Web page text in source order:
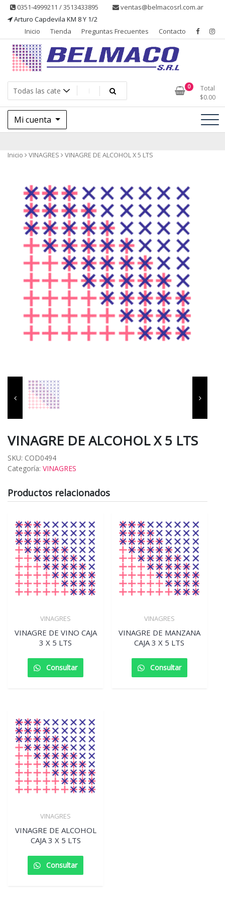
Saltar0351-4999211 / 3513433895
ventas@belmacosrl.com.ar
Arturo Capdevila KM 8 Y 1/2
Inicio
Tienda Preguntas Frecuentes Contacto
Belmaco SRL – Aditivos
Belmaco SRL, Somos una empresa, dedicada a la fabricación,
comercialización y asesoramiento de productos para la industria
alimentaria
0
Total
$0.00
Mi cuenta
Inicio VINAGRES VINAGRE DE ALCOHOL X 5 LTS
VINAGRE DE ALCOHOL X 5 LTS
SKU: COD0494
Categoría: VINAGRES
Productos relacionados
VINAGRES
VINAGRE DE VINO CAJA
3 X 5 LTS
Consultar
VINAGRES
VINAGRE DE MANZANA
CAJA 3 X 5 LTS
Consultar
VINAGRES
VINAGRE DE ALCOHOL
CAJA 3 X 5 LTS
Consultar